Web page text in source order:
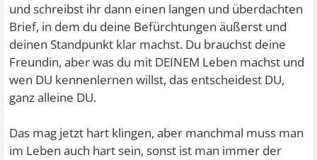
und schreibst ihr dann einen langen und überdachten
Brief, in dem du deine Befürchtungen äußerst und
deinen Standpunkt klar machst. Du brauchst deine
Freundin, aber was du mit DEINEM Leben machst und
wen DU kennenlernen willst, das entscheidest DU,
ganz alleine DU.
Das mag jetzt hart klingen, aber manchmal muss man
im Leben auch hart sein, sonst ist man immer der